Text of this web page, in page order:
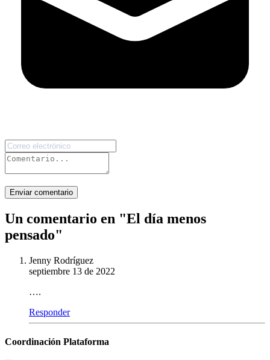
Enviar comentario
Un comentario en "El día menos
pensado"
Jenny Rodríguez
septiembre 13 de 2022
….
Responder
Coordinación Plataforma